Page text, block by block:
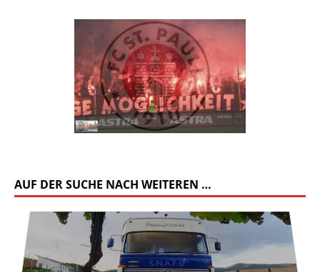
AUF DER SUCHE NACH WEITEREN …